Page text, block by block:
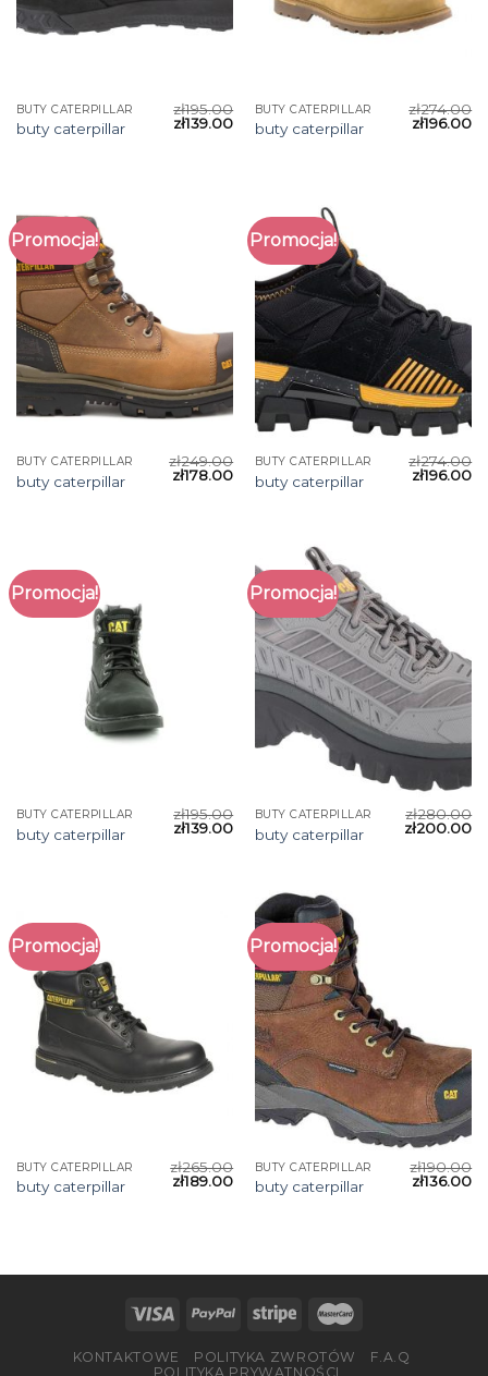
BUTY CATERPILLAR
buty caterpillar
zł195.00
zł139.00
BUTY CATERPILLAR
buty caterpillar
zł274.00
zł196.00
Promocja!
BUTY CATERPILLAR
buty caterpillar
zł249.00
zł178.00
Promocja!
BUTY CATERPILLAR
buty caterpillar
zł274.00
zł196.00
Promocja!
BUTY CATERPILLAR
buty caterpillar
zł195.00
zł139.00
Promocja!
BUTY CATERPILLAR
buty caterpillar
zł280.00
zł200.00
Promocja!
BUTY CATERPILLAR
buty caterpillar
zł265.00
zł189.00
Promocja!
BUTY CATERPILLAR
buty caterpillar
zł190.00
zł136.00
KONTAKTOWE POLITYKA ZWROTÓW
F.A.Q
POLITYKA PRYWATNOŚCI